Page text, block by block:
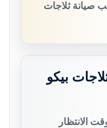
صيانة ثلاجات
بيكو
الانتظار